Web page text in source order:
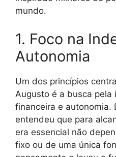
mundo.
1. Foco na
Autonomia
Um dos princípios
Augusto é a busca pela
financeira e autonomia.
entendeu que para
era essencial não
fixo ou de uma única